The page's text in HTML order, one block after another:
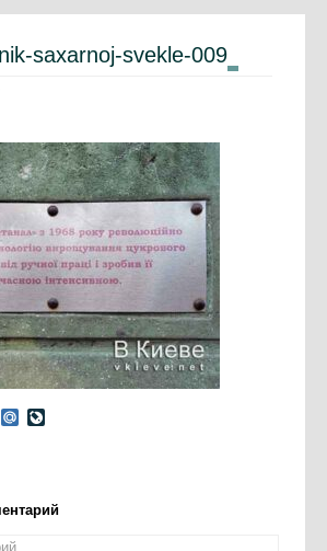
saxarnoj-svekle-009
Odnoklassniki
Mail.Ru